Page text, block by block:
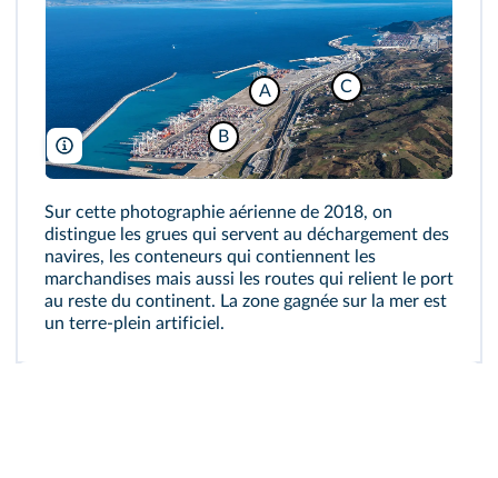
A
B
C
TangerMed
Sur cette photographie aérienne de 2018, on
distingue les grues qui servent au déchargement des
navires, les conteneurs qui contiennent les
marchandises mais aussi les routes qui relient le port
au reste du continent. La zone gagnée sur la mer est
un terre-plein artificiel.